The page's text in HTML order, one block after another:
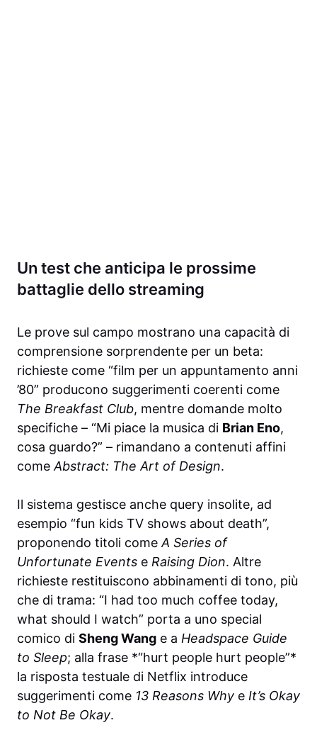
Un test che anticipa le prossime
battaglie dello streaming
Le prove sul campo mostrano una capacità di
comprensione sorprendente per un beta:
richieste come “film per un appuntamento anni
’80” producono suggerimenti coerenti come
The Breakfast Club, mentre domande molto
specifiche – “Mi piace la musica di Brian Eno,
cosa guardo?” – rimandano a contenuti affini
come Abstract: The Art of Design.
Il sistema gestisce anche query insolite, ad
esempio “fun kids TV shows about death”,
proponendo titoli come A Series of
Unfortunate Events e Raising Dion. Altre
richieste restituiscono abbinamenti di tono, più
che di trama: “I had too much coffee today,
what should I watch” porta a uno special
comico di Sheng Wang e a Headspace Guide
to Sleep; alla frase *“hurt people hurt people”*
la risposta testuale di Netflix introduce
suggerimenti come 13 Reasons Why e It’s Okay
to Not Be Okay.